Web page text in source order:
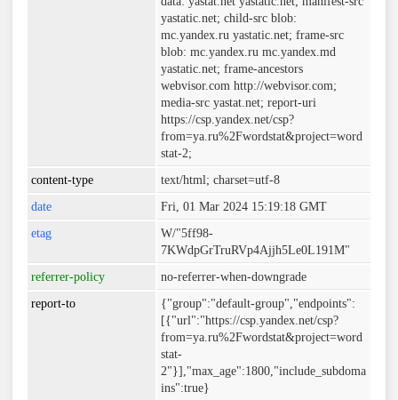
yastatic.net; child-src blob:
mc.yandex.ru yastatic.net; frame-src
blob: mc.yandex.ru mc.yandex.md
yastatic.net; frame-ancestors
webvisor.com http://webvisor.com;
media-src yastat.net; report-uri
https://csp.yandex.net/csp?
from=ya.ru%2Fwordstat&project=word
stat-2;
content-type
text/html; charset=utf-8
date
Fri, 01 Mar 2024 15:19:18 GMT
etag
W/"5ff98-
7KWdpGrTruRVp4Ajjh5Le0L191M"
referrer-policy
no-referrer-when-downgrade
report-to
{"group":"default-group","endpoints":
[{"url":"https://csp.yandex.net/csp?
from=ya.ru%2Fwordstat&project=word
stat-
2"}],"max_age":1800,"include_subdoma
ins":true}